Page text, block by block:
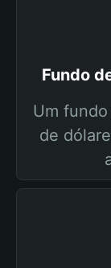
Fundo
Um
de